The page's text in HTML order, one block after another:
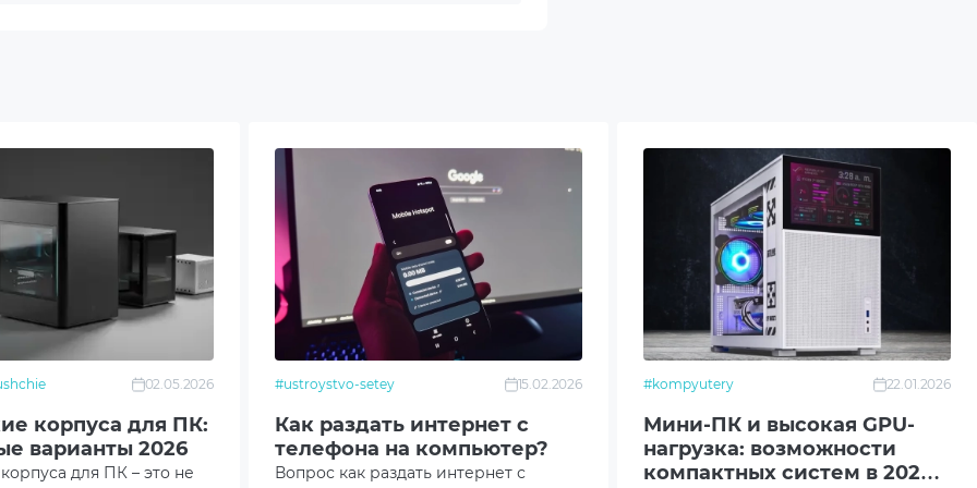
блок питания, кабель питания
(ШxГxВ)
изготовителем без уведомления.
02.05.2026
корпуса для ПК:
варианты 2026
для ПК – это не
#ustroystvo-setey 15.02.2026
Как раздать интернет с
телефона на компьютер?
Вопрос как раздать интернет с
#kompyutery 22.01.2026
Мини-ПК и высокая GPU-
нагрузка: возможности
компактных систем в 2026